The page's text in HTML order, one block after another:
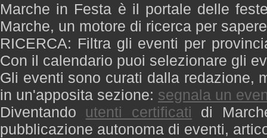
Marche in Festa è il portale delle
Marche, un motore di ricerca per
RICERCA: Filtra gli eventi per
Con il calendario puoi selezionare gli
Gli eventi sono curati dalla redazione,
in un'apposita sezione: segnala un
Diventando utenti certificati di
pubblicazione autonoma di eventi,